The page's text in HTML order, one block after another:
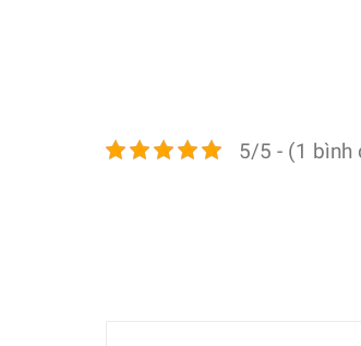
Thích hợp cho tất cả các
5/5 - (1 bình